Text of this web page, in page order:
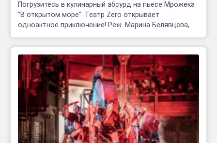
Погрузитесь в кулинарный абсурд на пьесе Мрожека
"В открытом море". Театр Zero открывает
одноактное приключение! Реж. Марина Белявцева,